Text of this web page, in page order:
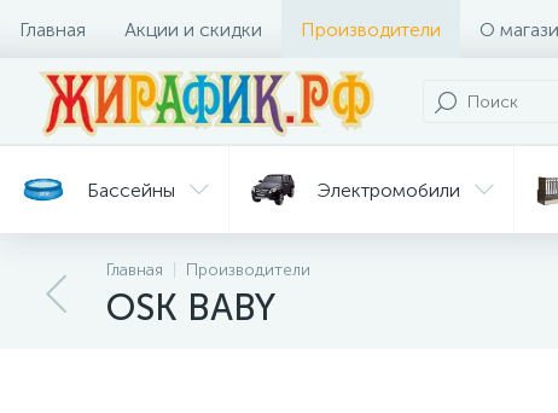
Главная Акции и скидки Производители О
Бассейны Электромобили
Батуты Велосипеды
Главная Производители
OSK BABY